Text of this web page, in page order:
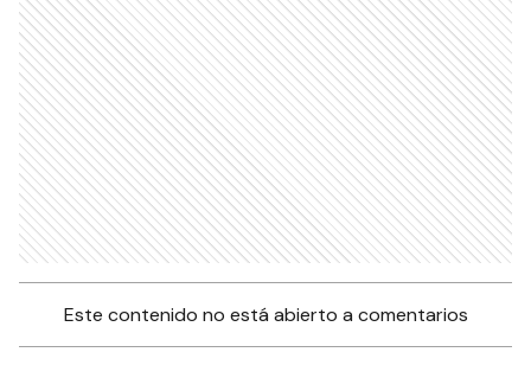
Este contenido no está abierto a comentarios